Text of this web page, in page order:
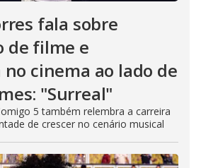
fala sobre
de filme e
cinema ao lado de
"Surreal"
5 também relembra a carreira
de crescer no cenário musical